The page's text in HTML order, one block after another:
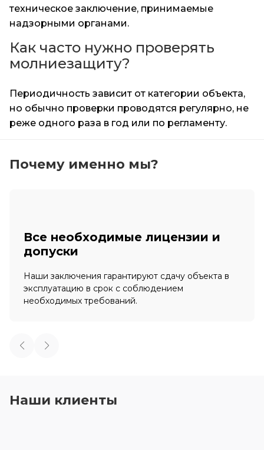
техническое заключение, принимаемые
надзорными органами.
Как часто нужно проверять
молниезащиту?
Периодичность зависит от категории объекта,
но обычно проверки проводятся регулярно, не
реже одного раза в год или по регламенту.
Почему именно мы?
Все необходимые лицензии и
допуски
Наши заключения гарантируют сдачу объекта в
эксплуатацию в срок с соблюдением
необходимых требований.
Наши клиенты